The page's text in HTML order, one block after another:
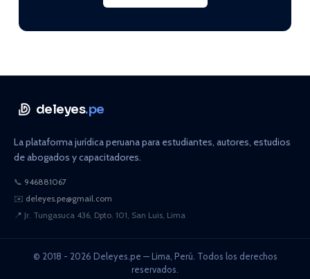
deleyes.pe
La plataforma jurídica peruana para estudiantes, autores, estudios
de abogados y capacitadores.
📞 946881067
✉️ deleyes.pe@gmail.com
📍 Jr. Tungasuca 436, Dpto. 101, San Luis, Lima
© 2018 - 2026 Deleyes.pe — Lima, Perú. Todos los derechos
reservados.